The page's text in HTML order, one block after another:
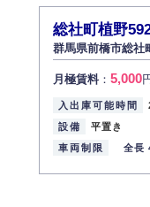
代表取締役社長 野口 幸
総社町植野
群馬県前橋市総社
月極賃料： 5,000
入出庫可能時間
設備
平置き
車両制限
全長